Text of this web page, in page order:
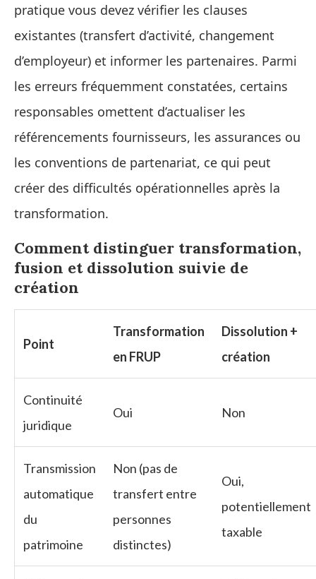
pratique vous devez vérifier les clauses
existantes (transfert d’activité, changement
d’employeur) et informer les partenaires. Parmi
les erreurs fréquemment constatées, certains
responsables omettent d’actualiser les
référencements fournisseurs, les assurances ou
les conventions de partenariat, ce qui peut
créer des difficultés opérationnelles après la
transformation.
Comment distinguer transformation,
fusion et dissolution suivie de
création
Point
Transformation
en FRUP
Dissolution +
création
Continuité
juridique
Oui Non
Transmission
automatique
du
patrimoine
Non (pas de
transfert entre
personnes
distinctes)
Oui,
potentiellement
taxable